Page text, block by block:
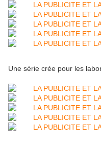
Une série crée pour les